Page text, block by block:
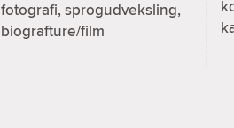
fotografi, sprogudveksling,
biografture/film